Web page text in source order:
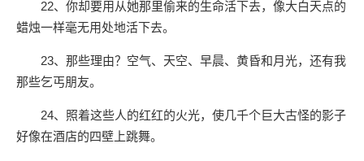
22、你却要用从她那里偷来的生命活下去，像大白天点的
蜡烛一样毫无用处地活下去。
23、那些理由？空气、天空、早晨、黄昏和月光，还有我
那些乞丐朋友。
24、照着这些人的红红的火光，使几千个巨大古怪的影子
好像在酒店的四壁上跳舞。